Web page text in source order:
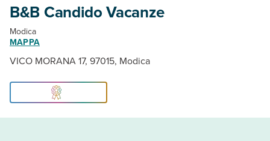
B&B Candido Vacanze
Modica
MAPPA
VICO MORANA 17, 97015, Modica